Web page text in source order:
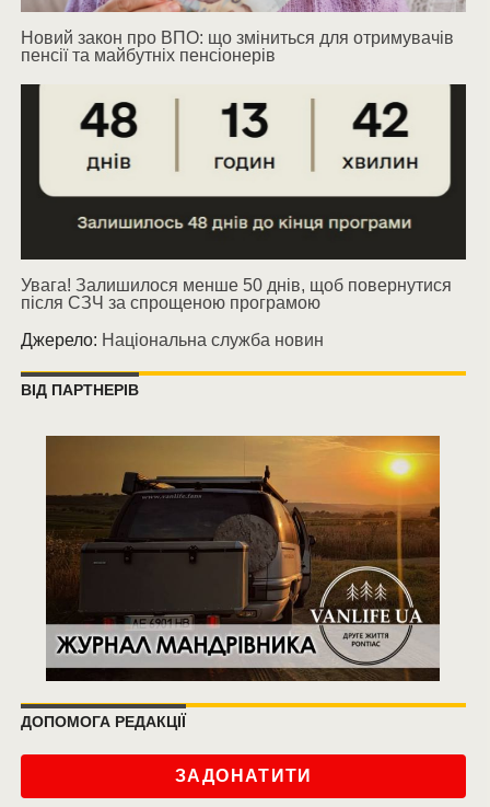
Новий закон про ВПО: що зміниться для отримувачів
пенсії та майбутніх пенсіонерів
Увага! Залишилося менше 50 днів, щоб повернутися
після СЗЧ за спрощеною програмою
Джерело: Національна служба новин
ВІД ПАРТНЕРІВ
ДОПОМОГА РЕДАКЦІЇ
ЗАДОНАТИТИ